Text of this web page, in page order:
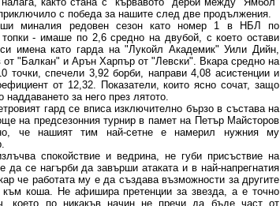
с победа за нашите след две продължения.
миналия редовен сезон като номер 1 в НБЛ по
топки - имаше по 2,6 средно на двубой, с което остави
имена като гарда на "Лукойл Академик" Уили Дийн,
от "Балкан" и Арън Харпър от "Левски". Вкара средно на
точки, спечели 3,92 борби, направи 4,08 асистенции и
от 12,32. Показатели, които ясно сочат, защо
наддаването за него през лятото.
гард се вписа изключително бързо в състава на
на предсезонния турнир в памет на Петър Майсторов
че нашият тим най-сетне е намерил нужния му
спокойствие и ведрина, не губи присъствие на
да се нагърби да завърши атаката и в най-напрегнатия
че работата му е да създава възможности за другите
към коша. Не афишира претенции за звезда, а е точно
което по никакъв начин не пречи да бъде част от